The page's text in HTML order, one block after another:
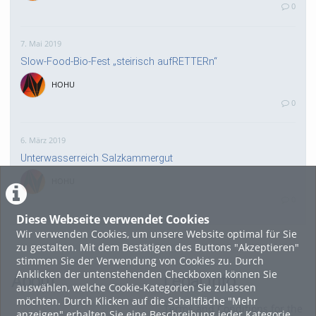
Diese Webseite verwendet Cookies
Wir verwenden Cookies, um unsere Website optimal für Sie
zu gestalten. Mit dem Bestätigen des Buttons "Akzeptieren"
stimmen Sie der Verwendung von Cookies zu. Durch
Anklicken der untenstehenden Checkboxen können Sie
auswählen, welche Cookie-Kategorien Sie zulassen
möchten. Durch Klicken auf die Schaltfläche "Mehr
0
7. Mai 2019
Slow-Food-Bio-Fest „steirisch aufRETTERn“
HOHU
0
6. März 2019
Unterwasserreich Salzkammergut
18. April 2016
Sommererlebnis Mühlviertler Alm
HOHU
About Legal Info
Terms and Conditions for the